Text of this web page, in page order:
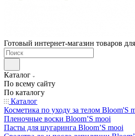
Готовый интернет-магазин товаров
Каталог
По всему сайту
По каталогу
Каталог
Косметика по уходу за телом Bloom'S
Пленочные воски Bloom’S mooi
Пасты для шугаринга Bloom’S mooi